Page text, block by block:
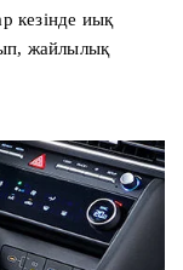
кезінде иық
жайлылық